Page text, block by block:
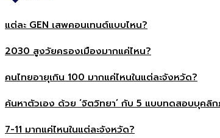
แต่ละ GEN เสพคอนเทนต์แบบไหน?
2030 สูงวัยครองเมืองมากแค่ไหน?
คนไทยอายุเกิน 100 มากแค่ไหนในแต่ละจังหวัด?
ค้นหาตัวเอง ด้วย ‘จิตวิทยา’ กับ 5 แบบทดสอบบุคลิ
7-11 มากแค่ไหนในแต่ละจังหวัด?